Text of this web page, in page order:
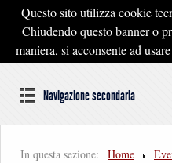
Pontedera2020
Dal cuore della Toscana un'idea
Navigazione secondaria
In questa sezione: Home
Questo sito utilizza cookie
Chiudendo questo banner o
maniera, si acconsente ad